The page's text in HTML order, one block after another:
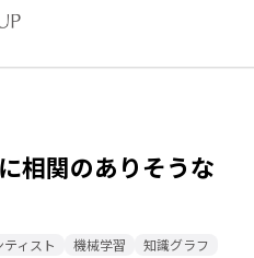
相関のありそうな
ィスト 機械学習 知識グラフ